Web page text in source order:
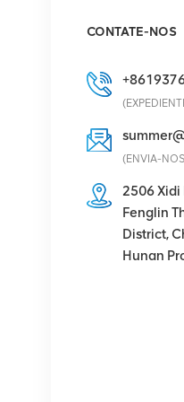
CONTATE-NOS
(ENVIA-
2506 Xidi
Fenglin
District,
Hunan